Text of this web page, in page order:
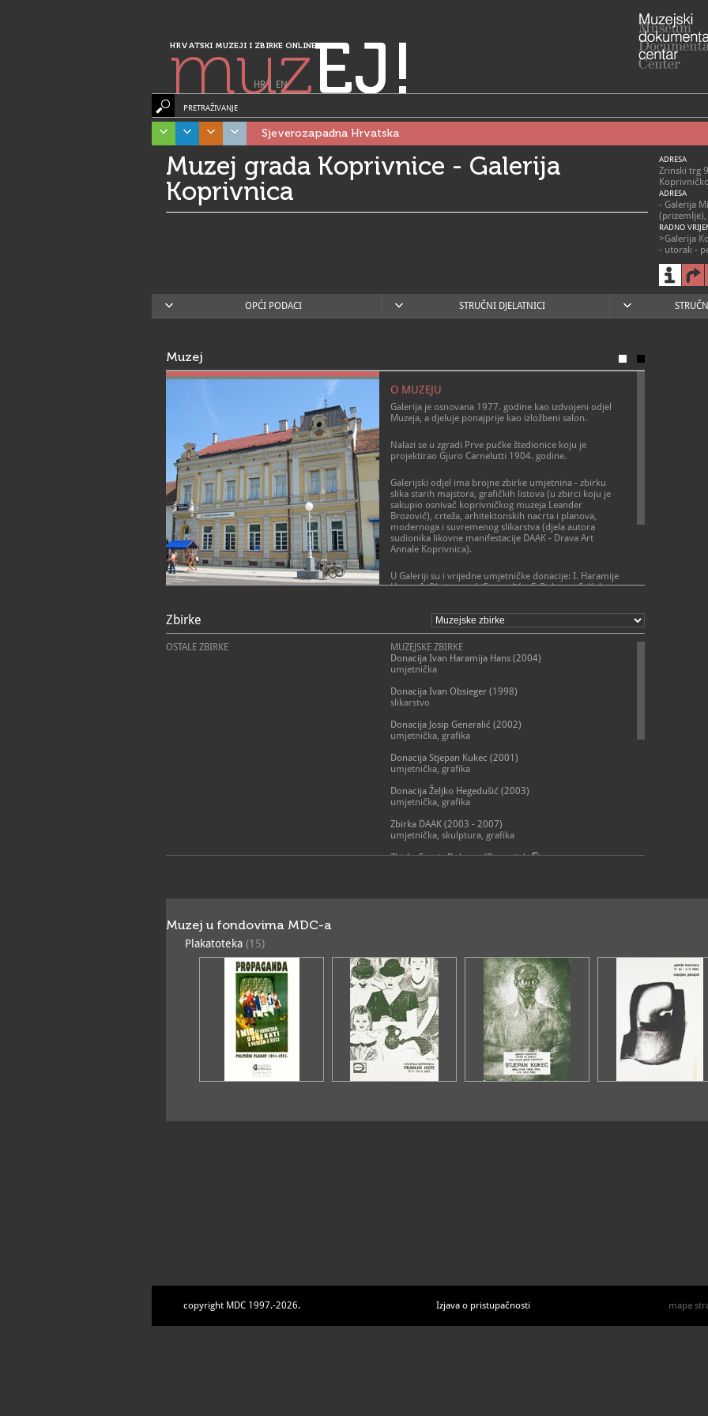
HRVATSKI MUZEJI I ZBIRKE ONLINE
muzEJ!
HR| EN
PRETRAŽIVANJE
Sjeverozapadna Hrvatska
Muzej grada Koprivnice - Galerija
Koprivnica
ADRESA
Zrinski trg
ADRESA
- Galerija
RADNO
>Galerija
- utorak -
>Galerija
- utorak -
- subota i
OPĆI PODACI STRUČNI DJELATNICI
Muzej
O MUZEJU
Galerija je osnovana 1977. godine kao izdvojeni odjel
Muzeja, a djeluje ponajprije kao izložbeni salon.
Nalazi se u zgradi Prve pučke štedionice koju je
projektirao Gjuro Carnelutti 1904. godine.
Galerijski odjel ima brojne zbirke umjetnina - zbirku
slika starih majstora, grafičkih listova (u zbirci koju je
sakupio osnivač koprivničkog muzeja Leander
Brozović), crteža, arhitektonskih nacrta i planova,
modernoga i suvremenog slikarstva (djela autora
sudionika likovne manifestacije DAAK - Drava Art
Annale Koprivnica).
U Galeriji su i vrijedne umjetničke donacije: I. Haramije
Hansa, I. Obsiegera, J. Generalića, F. Dolenca, S. Kukeca,
Naglasak je na skupljanju radova umjetnika koji su
svojim podrijetlom, boravkom ili djelovanjem vezani za
Koprivnicu i koprivničku Podravinu.
Zbirke
OSTALE ZBIRKE
MUZEJSKE ZBIRKE
Donacija Ivan Haramija Hans (2004)
umjetnička
Donacija Ivan Obsieger (1998)
slikarstvo
Donacija Josip Generalić (2002)
umjetnička, grafika
Donacija Stjepan Kukec (2001)
umjetnička, grafika
Donacija Željko Hegedušić (2003)
umjetnička, grafika
Zbirka DAAK (2003 - 2007)
umjetnička, skulptura, grafika
Zbirka Franje Dolenca (Donacija)
umjetnička
Zbirka Leandera Brozovića (Ostavština Leandriana)
tiskana građa, umjetnička, grafika
Zbirka sakralne umjetnosti
umjetnička, sakralna, skulptura, grafika, slikarstvo
Zbirka starih i novih majstora
umjetnička, skulptura, grafika, slikarstvo
Zbirka Tomislava Kolombara
biografska, umjetnička, grafika, slikarstvo
Muzej u fondovima MDC-a
Plakatoteka (15)
copyright MDC 1997.-2026. Izjava o pristupačnosti mapa